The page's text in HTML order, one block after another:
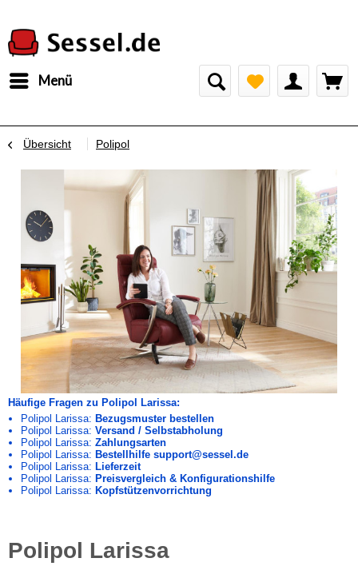
Menü
Übersicht Polipol
Häufige Fragen zu Polipol Larissa:
Polipol Larissa: Bezugsmuster bestellen
Polipol Larissa: Versand / Selbstabholung
Polipol Larissa: Zahlungsarten
Polipol Larissa: Bestellhilfe support@sessel.de
Polipol Larissa: Lieferzeit
Polipol Larissa: Preisvergleich & Konfigurationshilfe
Polipol Larissa: Kopfstützenvorrichtung
Polipol Larissa